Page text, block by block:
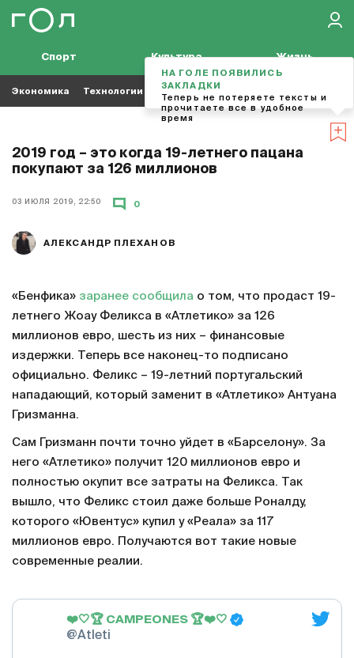
Спорт Культура Жизнь
Экономика Технологии Кино Футбол
2019 год – это когда 19-летнего пацана
покупают за 126 миллионов
03 ИЮЛЯ 2019, 22:50
АЛЕКСАНДР ПЛЕХАНОВ
0
«Бенфика» заранее сообщила о том, что продаст 19-
летнего Жоау Феликса в «Атлетико» за 126
миллионов евро, шесть из них – финансовые
издержки. Теперь все наконец-то подписано
официально. Феликс – 19-летний португальский
нападающий, который заменит в «Атлетико» Антуана
Гризманна.
Сам Гризманн почти точно уйдет в «Барселону». За
него «Атлетико» получит 120 миллионов евро и
полностью окупит все затраты на Феликса. Так
вышло, что Феликс стоил даже больше Роналду,
которого «Ювентус» купил у «Реала» за 117
миллионов евро. Получаются вот такие новые
современные реалии.
❤️🤍🏆 CAMPEONES 🏆❤️🤍
@Atleti
НА ГОЛЕ ПОЯВИЛИСЬ
ЗАКЛАДКИ
Теперь не потеряете тексты и
прочитаете все в удобное
время